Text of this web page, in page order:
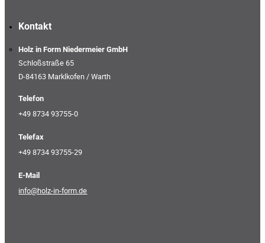
Kontakt
Holz in Form Niedermeier GmbH
Schloßstraße 65
D-84163 Marklkofen / Warth
Telefon
+49 8734 93755-0
Telefax
+49 8734 93755-29
E-Mail
info@holz-in-form.de